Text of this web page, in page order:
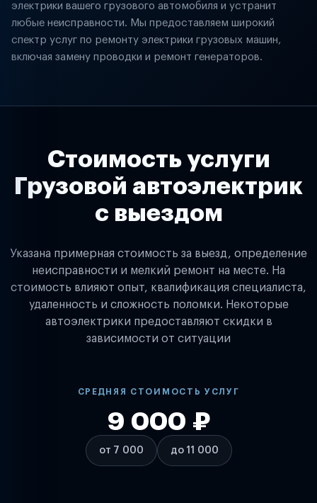
электрики вашего грузового автомобиля и устранит
любые неисправности. Мы предоставляем широкий
спектр услуг по ремонту электрики грузовых машин,
включая замену проводки и ремонт генераторов.
Стоимость услуги
Грузовой автоэлектрик
с выездом
Указана примерная стоимость за выезд, определение
неисправности и мелкий ремонт на месте. На
стоимость влияют опыт, квалификация специалиста,
удаленность и сложность поломки. Некоторые
автоэлектрики предоставляют скидки в
зависимости от ситуации
СРЕДНЯЯ СТОИМОСТЬ УСЛУГ
от 7 000
9 000 ₽
до 11 000